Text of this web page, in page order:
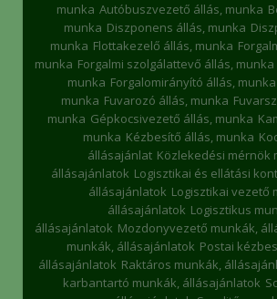
munka Autóbuszvezető állás, munka
munka Diszponens állás, munka
munka Flottakezelő állás, munka
munka Forgalmi szolgálattevő állás, munka
munka Forgalomirányító állás, munka
munka Fuvarozó állás, munka
munka Gépkocsivezető állás, munka
munka Kézbesítő állás, munka
állásajánlat Közlekedési mérnök
állásajánlatok Logisztikai és ellátási
állásajánlatok Logisztikai vezető
állásajánlatok Logisztikus
állásajánlatok Mozdonyvezető munkák,
munkák, állásajánlatok Postai
állásajánlatok Raktáros munkák,
karbantartó munkák, állásajánlatok